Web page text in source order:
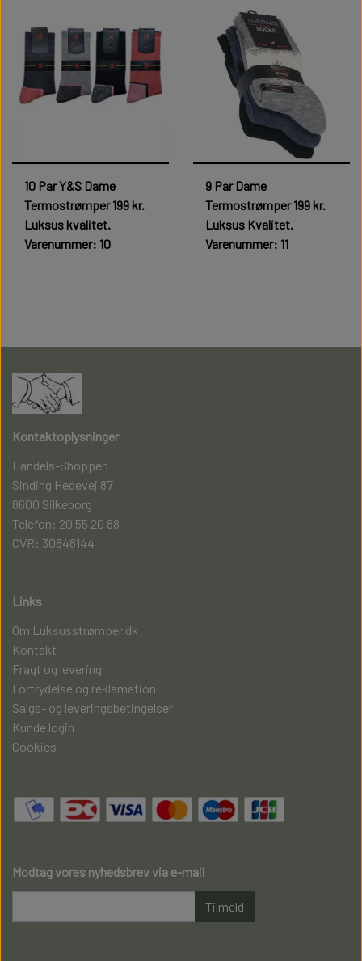
10 Par Y&S Dame
Termostrømper 199 kr.
Luksus kvalitet.
Varenummer: 10
9 Par Dame
Termostrømper 199 kr.
Luksus Kvalitet.
Varenummer: 11
Kontaktoplysninger
Handels-Shoppen
Sinding Hedevej 87
8600 Silkeborg
Telefon: 20 55 20 88
CVR: 30848144
Links
Om Luksusstrømper.dk
Kontakt
Fragt og levering
Fortrydelse og reklamation
Salgs- og leveringsbetingelser
Kunde login
Cookies
Modtag vores nyhedsbrev via e-mail
Tilmeld